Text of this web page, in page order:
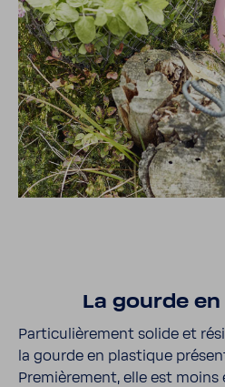
La gourde
Parti­cu­liè­re­ment solide et
la gourde en plas­tique
Premiè­re­ment, elle est moins